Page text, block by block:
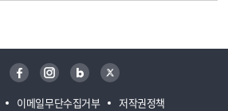
이메일무단수집거부 저작권정책
페이스북 인스타그램 블로그 트위터